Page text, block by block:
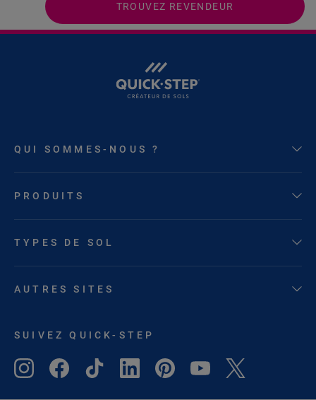
TROUVEZ REVENDEUR
QUI SOMMES-NOUS ?
PRODUITS
TYPES DE SOL
AUTRES SITES
SUIVEZ QUICK-STEP